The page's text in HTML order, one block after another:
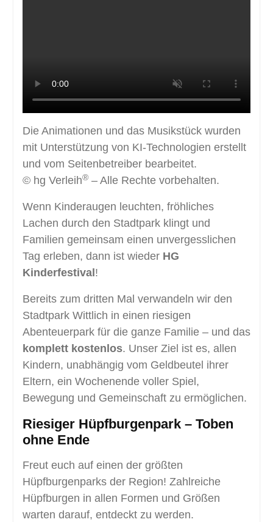
Die Animationen und das Musikstück wurden
mit Unterstützung von KI-Technologien erstellt
und vom Seitenbetreiber bearbeitet.
© hg Verleih®– Alle Rechte vorbehalten.
Wenn Kinderaugen leuchten, fröhliches
Lachen durch den Stadtpark klingt und
Familien gemeinsam einen unvergesslichen
Tag erleben, dann ist wieder HG
Kinderfestival !
Bereits zum dritten Mal verwandeln wir den
Stadtpark Wittlich in einen riesigen
Abenteuerpark für die ganze Familie – und das
komplett kostenlos. Unser Ziel ist es, allen
Kindern, unabhängig vom Geldbeutel ihrer
Eltern, ein Wochenende voller Spiel,
Bewegung und Gemeinschaft zu ermöglichen.
Riesiger Hüpfburgenpark – Toben
ohne Ende
Freut euch auf einen der größten
Hüpfburgenparks der Region! Zahlreiche
Hüpfburgen in allen Formen und Größen
warten darauf, entdeckt zu werden.